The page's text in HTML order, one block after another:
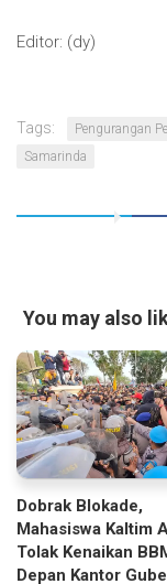
Editor: (dy)
Tags: Pengurangan
Samarinda
You may also
Dobrak Blokade,
Mahasiswa Kaltim
Tolak Kenaikan
Depan Kantor